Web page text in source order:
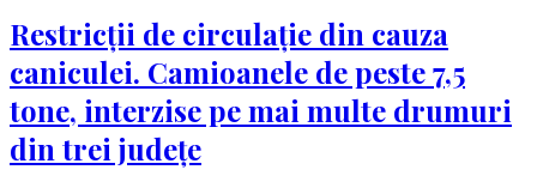
Localnicii
sunt
îngrijorați
de
siguranța
pe
timpul
Restricții de circulație din cauza
caniculei. Camioanele de peste 7,5
tone, interzise pe mai multe drumuri
din trei județe